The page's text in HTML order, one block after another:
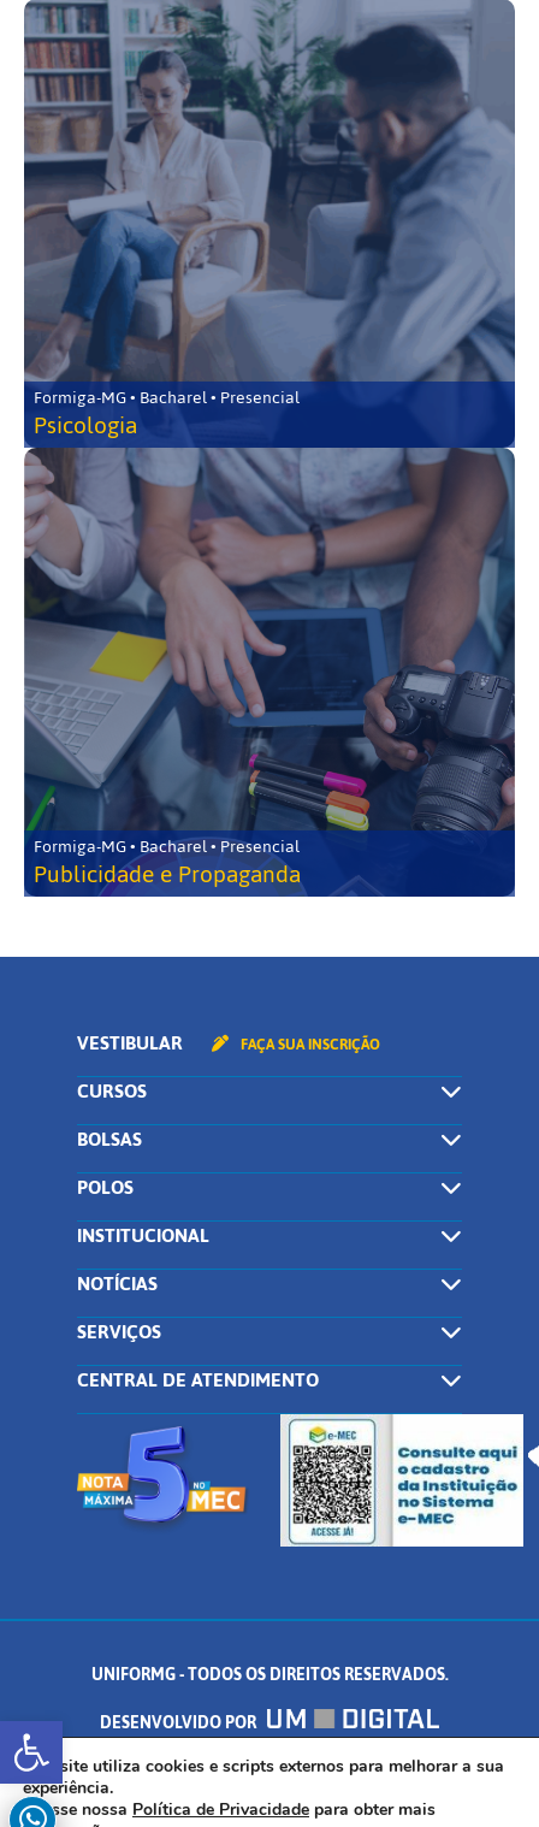
Abrir a barra de ferramentas
Formiga-MG • Bacharel • Presencial
Psicologia
Formiga-MG • Bacharel • Presencial
Publicidade e Propaganda
VESTIBULAR FAÇA SUA INSCRIÇÃO
CURSOS
BOLSAS
POLOS
INSTITUCIONAL
NOTÍCIAS
SERVIÇOS
CENTRAL DE ATENDIMENTO
UNIFORMG - TODOS OS DIREITOS RESERVADOS.
DESENVOLVIDO POR
AV. DR. ARNALDO DE SENNA, 328 - PALMEIRAS, FORMIGA/MG - CEP:
35.574.530
Este site utiliza cookies e scripts externos para melhorar a sua
experiência.
Acesse nossa Política de Privacidade para obter mais